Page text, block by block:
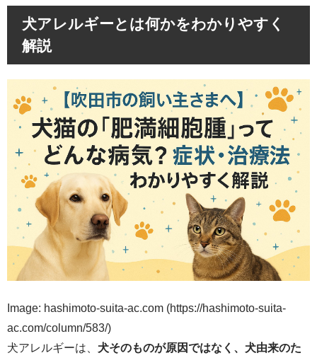
犬アレルギーとは何かをわかりやすく
解説
Image: hashimoto-suita-ac.com (https://hashimoto-suita-
ac.com/column/583/)
犬アレルギーは、 犬そのものが原因ではなく、犬由来のた